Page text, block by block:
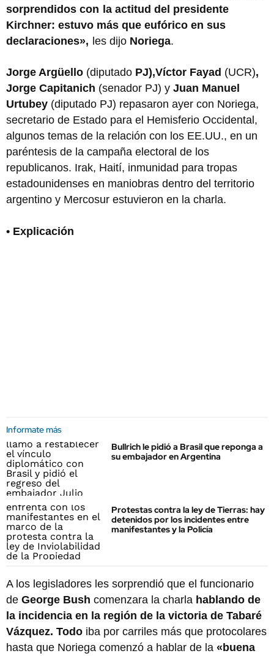
sorprendidos con la actitud del presidente
Kirchner: estuvo más que eufórico en sus
declaraciones», les dijo Noriega.
Jorge Argüello (diputado PJ),Víctor Fayad (UCR),
Jorge Capitanich (senador PJ) y Juan Manuel
Urtubey (diputado PJ) repasaron ayer con Noriega,
secretario de Estado para el Hemisferio Occidental,
algunos temas de la relación con los EE.UU., en un
paréntesis de la campaña electoral de los
republicanos. Irak, Haití, inmunidad para tropas
estadounidenses en maniobras dentro del territorio
argentino y Mercosur estuvieron en la charla.
• Explicación
Informate más
Bullrich le pidió a Brasil que reponga a
su embajador en Argentina
Protestas contra la ley de Tierras: hay
detenidos por los incidentes entre
manifestantes y la Policía
A los legisladores les sorprendió que el funcionario
de George Bush comenzara la charla hablando de
la incidencia en la región de la victoria de Tabaré
Vázquez. Todo iba por carriles más que protocolares
hasta que Noriega comenzó a hablar de la «buena